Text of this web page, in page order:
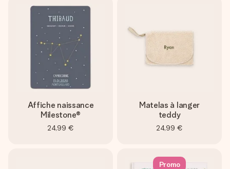
Affiche naissance
Milestone®
24,99 €
Matelas à langer
teddy
24,99 €
Promo